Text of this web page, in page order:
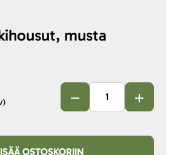
musta
OSTOSKORIIN